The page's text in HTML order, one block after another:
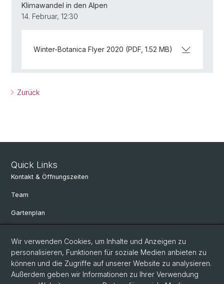
Klimawandel in den Alpen
14. Februar, 12:30
Winter-Botanica Flyer 2020 (PDF, 1.52 MB)
Zurück
Quick Links
Kontakt & Öffnungszeiten
Team
Gartenplan
Herbarien Basel
Links
Wir verwenden Cookies, um Inhalte und Anzeigen zu
personalisieren, Funktionen für soziale Medien anbieten zu
können und die Zugriffe auf unserer Website zu analysieren.
Außerdem geben wir Informationen zu Ihrer Verwendung